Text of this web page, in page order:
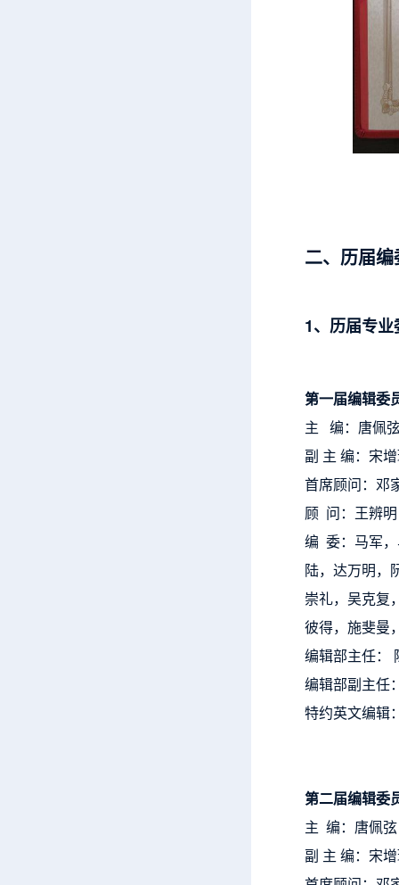
二、历届
1、历届专
第一届编辑委
主 编：唐佩
副 主 编：宋
首席顾问：邓
顾 问：王辨
编 委：马军
陆，达万明，
崇礼，吴克复
彼得，施斐曼
编辑部主任：
编辑部副主任
特约英文编辑
第二届编辑委
主 编：唐佩弦
副 主 编：宋